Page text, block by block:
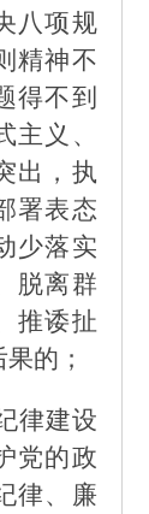
八项规
精神不
得不到
主义、
出，执
署表态
少落实
脱离群
推诿扯
的；
律建设
党的政
律、廉